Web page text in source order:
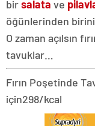
birsalata ve
öğünlerinden birini
O zaman açılsın
tavuklar…
Fırın Poşetinde
için298/kcal